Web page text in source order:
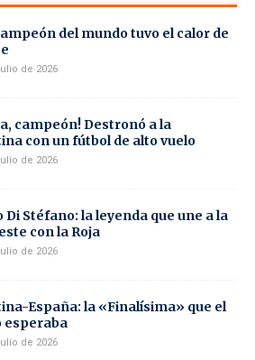
del mundo tuvo el calor de
de 2026
campeón! Destronó a la
con un fútbol de alto vuelo
de 2026
Di Stéfano: la leyenda que une a la
con la Roja
de 2026
España: la «Finalísima» que el
esperaba
de 2026